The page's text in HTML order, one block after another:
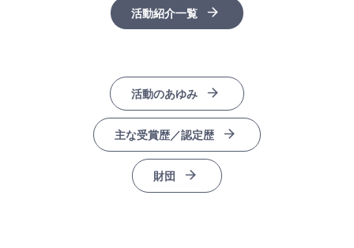
活動紹介一覧
活動のあゆみ
主な受賞歴／認定歴
財団